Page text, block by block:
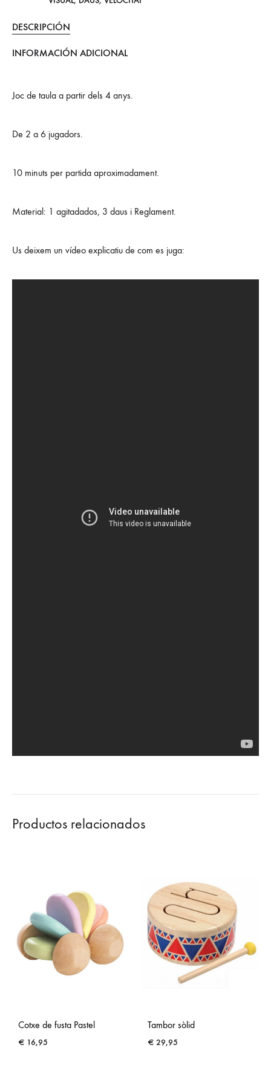
DESCRIPCIÓN
INFORMACIÓN ADICIONAL
Joc de taula a partir dels 4 anys.
De 2 a 6 jugadors.
10 minuts per partida aproximadament.
Material: 1 agitadados, 3 daus i Reglament.
Us deixem un vídeo explicatiu de com es juga:
Productos relacionados
Cotxe de fusta Pastel
€ 16,95
Tambor sòlid
€ 29,95